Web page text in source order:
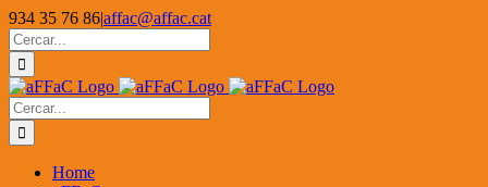
Skip
to
content
934 35 76 86|affac@affac.cat
Facebook
X
YouTube
Cerca
…
Cerca
…
Home